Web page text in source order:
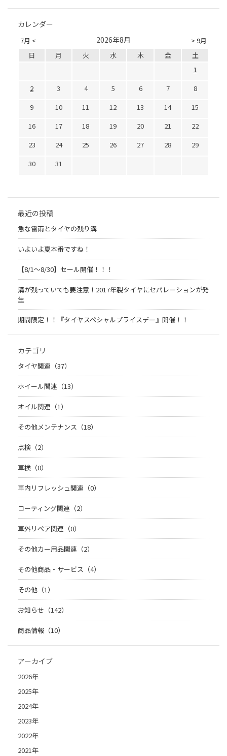
カレンダー
7月 < > 9月
2026年8月
日 月 火 水 木 金
土
1
2
3 4 5 6 7
8
9
10 11 12 13 14
15
16
17 18 19 20 21
22
23
24 25 26 27 28
29
30
31
最近の投稿
急な雷雨とタイヤの残り溝
いよいよ夏本番ですね！
【8/1～8/30】セール開催！！！
溝が残っていても要注意！2017年製タイヤにセパレーションが発
生
期間限定！！『タイヤスペシャルプライスデー』開催！！
カテゴリ
タイヤ関連（37）
ホイール関連（13）
オイル関連（1）
その他メンテナンス（18）
点検（2）
車検（0）
車内リフレッシュ関連（0）
コーティング関連（2）
車外リペア関連（0）
その他カー用品関連（2）
その他商品・サービス（4）
その他（1）
お知らせ（142）
商品情報（10）
アーカイブ
2026年
2025年
2024年
2023年
2022年
2021年